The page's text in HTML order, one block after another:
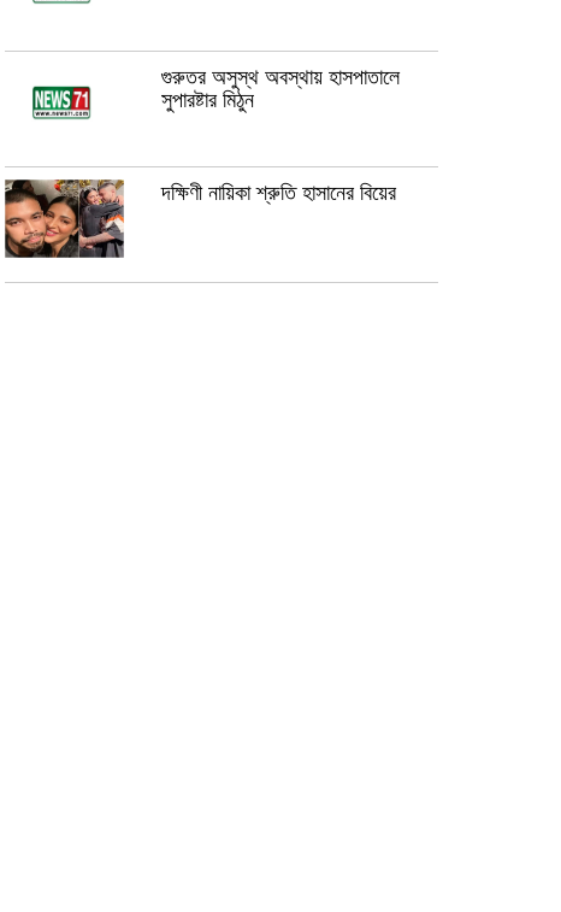
গুরুতর অসুস্থ অবস্থায় হাসপাতালে
সুপারষ্টার মিঠুন
দক্ষিণী নায়িকা শ্রুতি হাসানের বিয়ের